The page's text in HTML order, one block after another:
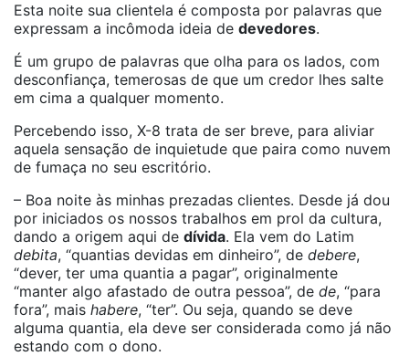
Esta noite sua clientela é composta por palavras que
expressam a incômoda ideia de devedores.
É um grupo de palavras que olha para os lados, com
desconfiança, temerosas de que um credor lhes salte
em cima a qualquer momento.
Percebendo isso, X-8 trata de ser breve, para aliviar
aquela sensação de inquietude que paira como nuvem
de fumaça no seu escritório.
– Boa noite às minhas prezadas clientes. Desde já dou
por iniciados os nossos trabalhos em prol da cultura,
dando a origem aqui de dívida. Ela vem do Latim
debita, “quantias devidas em dinheiro”, de debere,
“dever, ter uma quantia a pagar”, originalmente
“manter algo afastado de outra pessoa”, de de, “para
fora”, mais habere, “ter”. Ou seja, quando se deve
alguma quantia, ela deve ser considerada como já não
estando com o dono.